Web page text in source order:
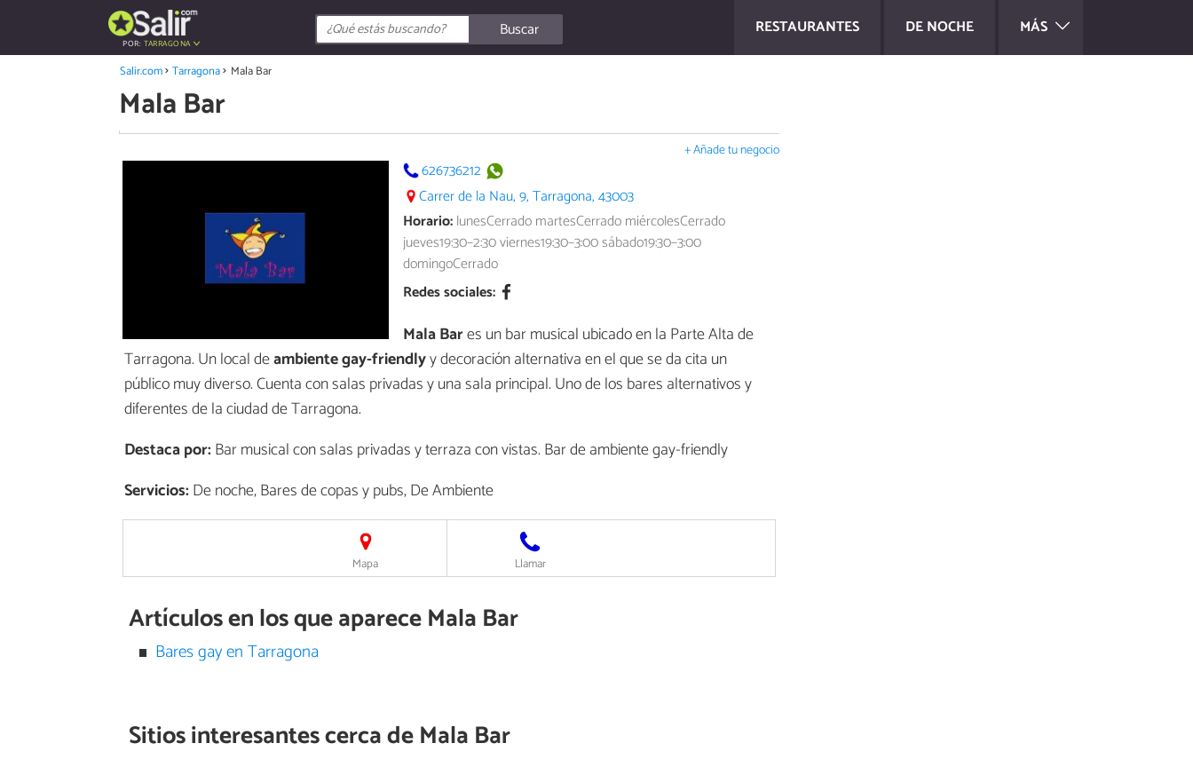
RESTAURANTES DE NOCHE MÁS
POR: TARRAGONA
Buscar
Salir.com Tarragona Mala Bar
Mala Bar
+ Añade tu negocio
626736212
Carrer de la Nau, 9, Tarragona, 43003
Horario:lunesCerrado martesCerrado miércolesCerrado
jueves19:30–2:30 viernes19:30–3:00 sábado19:30–3:00
domingoCerrado
Redes sociales:
Mala Bares un bar musical ubicado en la Parte Alta de
Tarragona. Un local deambiente gay-friendlyy decoración alternativa en el que se da cita un
público muy diverso. Cuenta con salas privadas y una sala principal. Uno de los bares alternativos y
diferentes de la ciudad de Tarragona.
Destaca por:Bar musical con salas privadas y terraza con vistas. Bar de ambiente gay-friendly
Servicios:De noche, Bares de copas y pubs, De Ambiente
Mapa Llamar
Artículos en los que aparece Mala Bar
Bares gay en Tarragona
Sitios interesantes cerca deMala Bar